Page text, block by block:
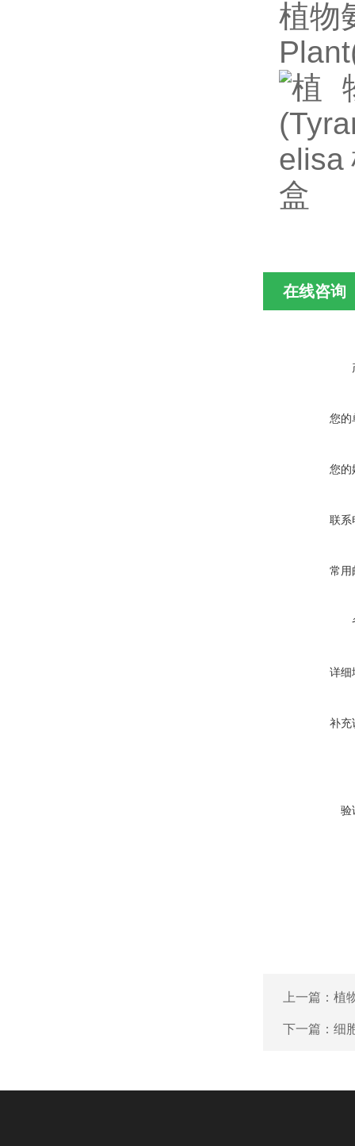
植物
在线咨询
您的
您的
联系
常用
详细
补充
验
上一篇： 植
下一篇： 细